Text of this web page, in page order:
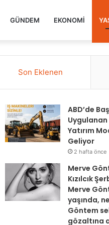
GÜNDEM EKONOMI
Son Eklenen
ABD’de
Yatırım
Geliyor
2 hafta önce
Merve
Kızılcık
Merve
yaşında,
Göntem
gözaltına